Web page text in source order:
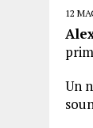
12
Un